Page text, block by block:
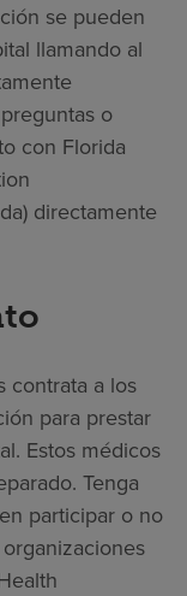
se pueden
llamando al
o
con Florida
directamente
contrata a los
para prestar
Estos médicos
Tenga
participar o no